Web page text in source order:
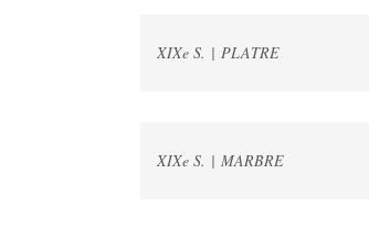
XIXe S. | PLATRE
XIXe S. | MARBRE